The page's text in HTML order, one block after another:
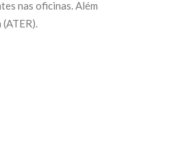
nas oficinas. Além